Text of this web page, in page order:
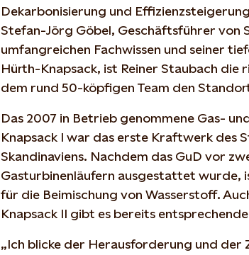
Dekarbonisierung und
Stefan-Jörg Göbel, Geschäftsführer von
umfangreichen Fachwissen und seiner
Hürth-Knapsack, ist Reiner Staubach die
dem rund 50-köpfigen Team den
Das 2007 in Betrieb genommene Gas-
Knapsack I war das erste Kraftwerk des
Skandinaviens. Nachdem das GuD vor
Gasturbinenläufern ausgestattet
für die Beimischung von Wasserstoff.
Knapsack II gibt es bereits
„Ich blicke der Herausforderung und der